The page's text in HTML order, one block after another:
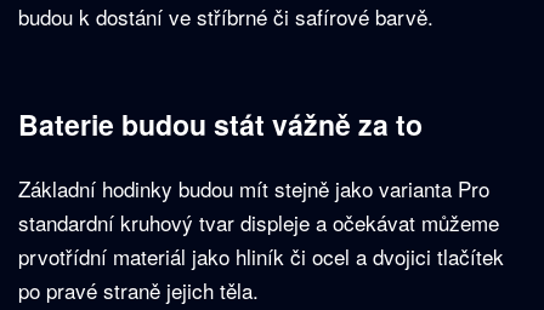
budou k dostání ve stříbrné či safírové barvě.
Baterie budou stát vážně za to
Základní hodinky budou mít stejně jako varianta Pro
standardní kruhový tvar displeje a očekávat můžeme
prvotřídní materiál jako hliník či ocel a dvojici tlačítek
po pravé straně jejich těla.